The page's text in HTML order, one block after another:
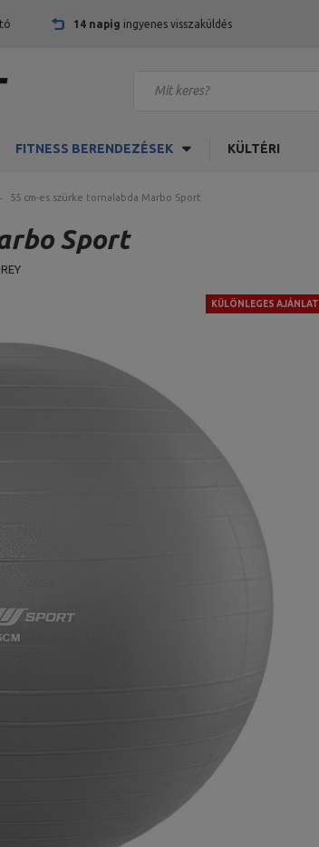
14 napig ingyenes visszaküldés
FITNESS BERENDEZÉSEK KÜLTÉRI
55 cm-es szürke tornalabda Marbo Sport
Sport
KÜLÖNLEGES AJÁNLAT